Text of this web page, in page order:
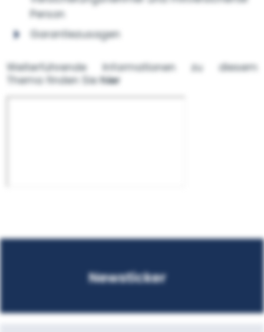
Person
Garantiezusagen
Weiterführende Informationen zu diesem
Thema finden Siehier
Newsticker